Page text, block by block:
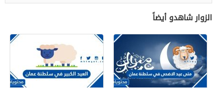
الزوار شاهدو أيضاً